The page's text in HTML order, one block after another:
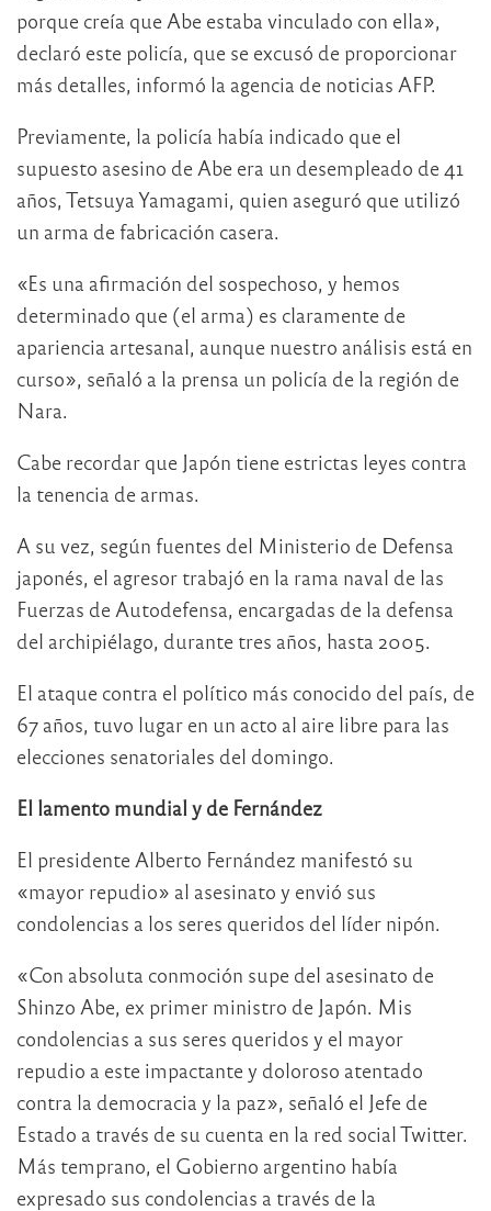
porque creía que Abe estaba vinculado con ella»,
declaró este policía, que se excusó de proporcionar
más detalles, informó la agencia de noticias AFP.
Previamente, la policía había indicado que el
supuesto asesino de Abe era un desempleado de 41
años, Tetsuya Yamagami, quien aseguró que utilizó
un arma de fabricación casera.
«Es una afirmación del sospechoso, y hemos
determinado que (el arma) es claramente de
apariencia artesanal, aunque nuestro análisis está en
curso», señaló a la prensa un policía de la región de
Nara.
Cabe recordar que Japón tiene estrictas leyes contra
la tenencia de armas.
A su vez, según fuentes del Ministerio de Defensa
japonés, el agresor trabajó en la rama naval de las
Fuerzas de Autodefensa, encargadas de la defensa
del archipiélago, durante tres años, hasta 2005.
El ataque contra el político más conocido del país, de
67 años, tuvo lugar en un acto al aire libre para las
elecciones senatoriales del domingo.
El lamento mundial y de Fernández
El presidente Alberto Fernández manifestó su
«mayor repudio» al asesinato y envió sus
condolencias a los seres queridos del líder nipón.
«Con absoluta conmoción supe del asesinato de
Shinzo Abe, ex primer ministro de Japón. Mis
condolencias a sus seres queridos y el mayor
repudio a este impactante y doloroso atentado
contra la democracia y la paz», señaló el Jefe de
Estado a través de su cuenta en la red social Twitter.
Más temprano, el Gobierno argentino había
expresado sus condolencias a través de la